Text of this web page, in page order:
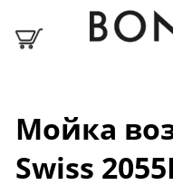
Мойка
Swiss